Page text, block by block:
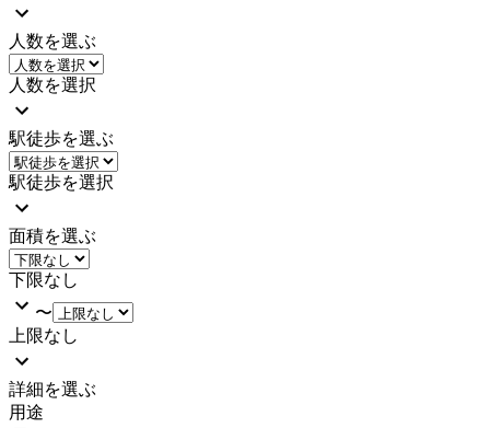
人数を選ぶ
人数を選択
駅徒歩を選ぶ
駅徒歩を選択
面積を選ぶ
下限なし
〜
上限なし
詳細を選ぶ
用途